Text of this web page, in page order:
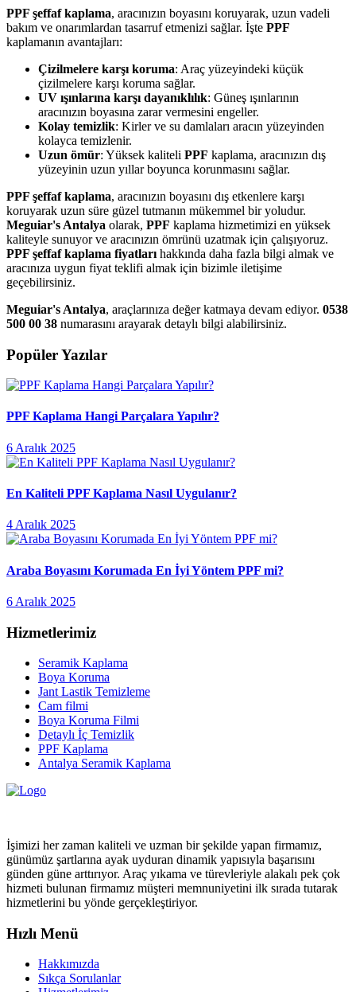
PPF şeffaf kaplama, aracınızın boyasını koruyarak, uzun vadeli
bakım ve onarımlardan tasarruf etmenizi sağlar. İşte PPF
kaplamanın avantajları:
Çizilmelere karşı koruma: Araç yüzeyindeki küçük
çizilmelere karşı koruma sağlar.
UV ışınlarına karşı dayanıklılık: Güneş ışınlarının
aracınızın boyasına zarar vermesini engeller.
Kolay temizlik: Kirler ve su damlaları aracın yüzeyinden
kolayca temizlenir.
Uzun ömür: Yüksek kaliteli PPF kaplama, aracınızın dış
yüzeyinin uzun yıllar boyunca korunmasını sağlar.
PPF şeffaf kaplama, aracınızın boyasını dış etkenlere karşı
koruyarak uzun süre güzel tutmanın mükemmel bir yoludur.
Meguiar's Antalya olarak, PPF kaplama hizmetimizi en yüksek
kaliteyle sunuyor ve aracınızın ömrünü uzatmak için çalışıyoruz.
PPF şeffaf kaplama fiyatları hakkında daha fazla bilgi almak ve
aracınıza uygun fiyat teklifi almak için bizimle iletişime
geçebilirsiniz.
Meguiar's Antalya, araçlarınıza değer katmaya devam ediyor. 0538
500 00 38 numarasını arayarak detaylı bilgi alabilirsiniz.
Popüler Yazılar
PPF Kaplama Hangi Parçalara Yapılır?
6 Aralık 2025
En Kaliteli PPF Kaplama Nasıl Uygulanır?
4 Aralık 2025
Araba Boyasını Korumada En İyi Yöntem PPF mi?
6 Aralık 2025
Hizmetlerimiz
Seramik Kaplama
Boya Koruma
Jant Lastik Temizleme
Cam filmi
Boya Koruma Filmi
Detaylı İç Temizlik
PPF Kaplama
Antalya Seramik Kaplama
İşimizi her zaman kaliteli ve uzman bir şekilde yapan firmamız,
günümüz şartlarına ayak uyduran dinamik yapısıyla başarısını
günden güne arttırıyor. Araç yıkama ve türevleriyle alakalı pek çok
hizmeti bulunan firmamız müşteri memnuniyetini ilk sırada tutarak
hizmetlerini bu yönde gerçekleştiriyor.
Hızlı Menü
Hakkımızda
Sıkça Sorulanlar